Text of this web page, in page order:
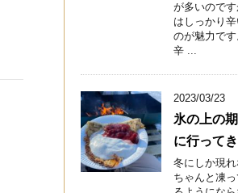
が多いので
はしっかり
のが魅力で
辛 ...
2023/03/23
氷の上の
に行ってき
冬にしか現
ちゃんと凍